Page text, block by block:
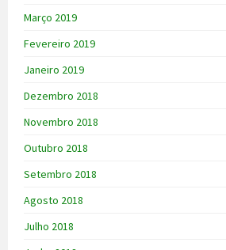
Março 2019
Fevereiro 2019
Janeiro 2019
Dezembro 2018
Novembro 2018
Outubro 2018
Setembro 2018
Agosto 2018
Julho 2018